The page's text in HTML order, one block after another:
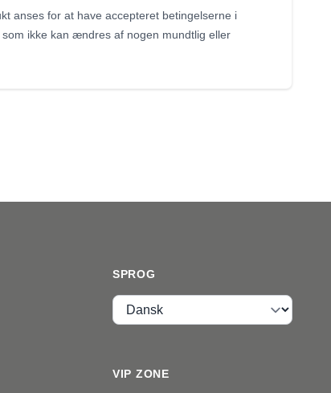
anses for at have accepteret betingelserne i
ikke kan ændres af nogen mundtlig eller
SPROG
Sprog
VIP ZONE